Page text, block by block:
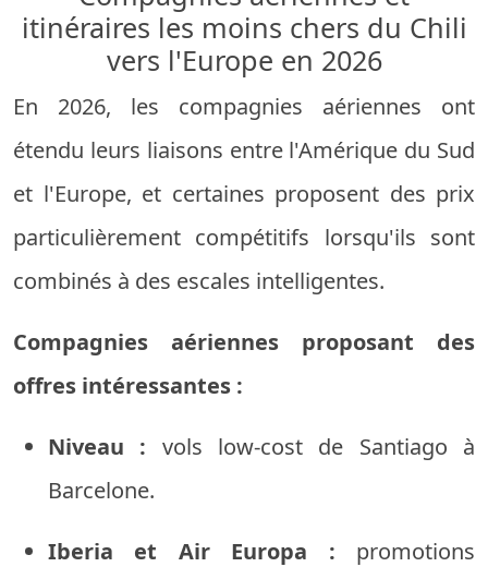
itinéraires les moins chers du Chili
vers l'Europe en 2026
En 2026, les compagnies aériennes ont
étendu leurs liaisons entre l'Amérique du Sud
et l'Europe, et certaines proposent des prix
particulièrement compétitifs lorsqu'ils sont
combinés à des escales intelligentes.
Compagnies aériennes proposant des
offres intéressantes :
Niveau : vols low-cost de Santiago à
Barcelone.
Iberia et Air Europa : promotions